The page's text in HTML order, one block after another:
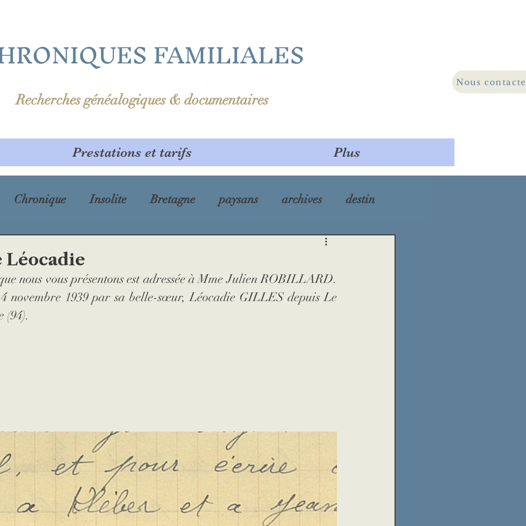
FAMILIALES
Recherches généalogiques & documentaires
Nous
Prestations et tarifs Plus
Chronique Insolite Bretagne paysans archives destin
maladie
orphelin livre médaille naufrage école catastrophe
Léocadie
nous vous présentons est adressée à Mme Julien ROBILLARD.
novembre 1939 par sa belle-sœur, Léocadie GILLES depuis Le
(94).